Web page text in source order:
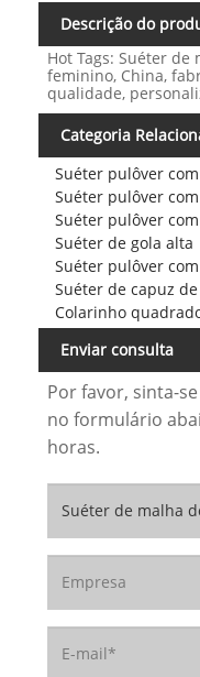
Descrição do
Hot Tags: Suéter de
feminino, China,
qualidade,
Categoria
Suéter pulôver
Suéter pulôver
Suéter pulôver
Suéter de gola alta
Suéter pulôver
Suéter de capuz
Colarinho
Enviar consulta
Por favor, sinta-
no formulário
horas.